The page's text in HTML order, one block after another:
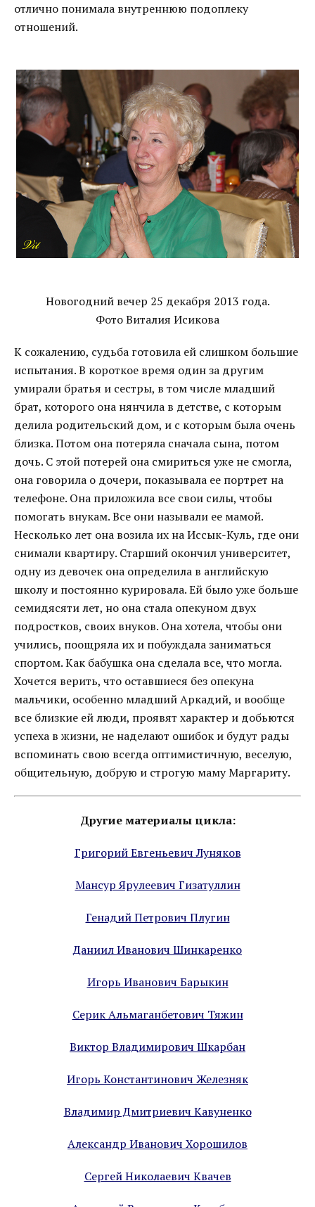
отлично понимала внутреннюю подоплеку
отношений.
Новогодний вечер 25 декабря 2013 года.
Фото Виталия Исикова
К сожалению, судьба готовила ей слишком большие
испытания. В короткое время один за другим
умирали братья и сестры, в том числе младший
брат, которого она нянчила в детстве, с которым
делила родительский дом, и с которым была очень
близка. Потом она потеряла сначала сына, потом
дочь. С этой потерей она смириться уже не смогла,
она говорила о дочери, показывала ее портрет на
телефоне. Она приложила все свои силы, чтобы
помогать внукам. Все они называли ее мамой.
Несколько лет она возила их на Иссык-Куль, где они
снимали квартиру. Старший окончил университет,
одну из девочек она определила в английскую
школу и постоянно курировала. Ей было уже больше
семидясяти лет, но она стала опекуном двух
подростков, своих внуков. Она хотела, чтобы они
учились, поощряла их и побуждала заниматься
спортом. Как бабушка она сделала все, что могла.
Хочется верить, что оставшиеся без опекуна
мальчики, особенно младший Аркадий, и вообще
все близкие ей люди, проявят характер и добьются
успеха в жизни, не наделают ошибок и будут рады
вспоминать свою всегда оптимистичную, веселую,
общительную, добрую и строгую маму Маргариту.
Другие материалы цикла:
Григорий Евгеньевич Луняков
Мансур Ярулеевич Гизатуллин
Генадий Петрович Плугин
Даниил Иванович Шинкаренко
Игорь Иванович Барыкин
Серик Альмаганбетович Тяжин
Виктор Владимирович Шкарбан
Игорь Константинович Железняк
Владимир Дмитриевич Кавуненко
Александр Иванович Хорошилов
Сергей Николаевич Квачев